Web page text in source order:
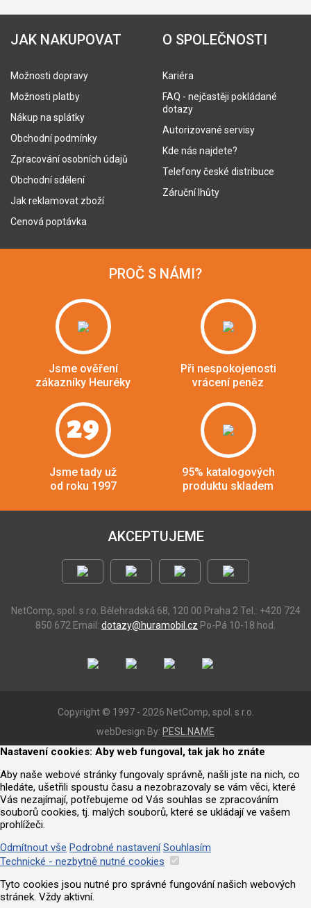
JAK NAKUPOVAT
Možnosti dopravy
Možnosti platby
Nákup na splátky
Obchodní podmínky
Zpracování osobních údajů
Obchodní sdělení
Jak reklamovat zboží
Cenová poptávka
O SPOLEČNOSTI
Kariéra
FAQ - nejčastěji pokládané
dotazy
Autorizované servisy
Kde nás najdete?
Telefony české distribuce
Záruční lhůty
PROČ S NÁMI?
Jsme ověření
zákazníky Heuréky
Při nespokojenosti
vrácení peněz
29
Jsme tady už
od roku 1997
95% katalogových
produktu skladem
AKCEPTUJEME
NetComp, spol. s r.o. Bělehradská 68, 120 00 Praha 2 Tel.: +420 724
850 672 Email: dotazy@huramobil.cz Po-Pá 10-18 hod.
Copyright © 1997 - 2026 NetComp, spol. s r.o.
webDesign By: PESL.NAME
Nastavení cookies: Aby web fungoval, tak jak ho znáte
Aby naše webové stránky fungovaly správně, našli jste na nich, co
hledáte, ušetřili spoustu času a nezobrazovaly se vám věci, které
Vás nezajímají, potřebujeme od Vás souhlas se zpracováním
souborů cookies, tj. malých souborů, které se ukládají ve vašem
prohlížeči.
Odmítnout vše Podrobné nastavení Souhlasím
Technické - nezbytně nutné cookies
Tyto cookies jsou nutné pro správné fungování našich webových
stránek. Vždy aktivní.